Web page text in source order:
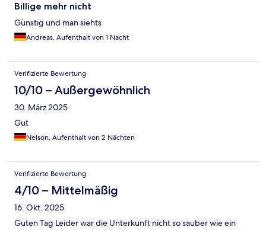
Billige mehr nicht
Günstig und man siehts
Andreas, Aufenthalt von 1 Nacht
Verifizierte Bewertung
10/10 – Außergewöhnlich
30. März 2025
Gut
Nelson, Aufenthalt von 2 Nächten
Verifizierte Bewertung
4/10 – Mittelmäßig
16. Okt. 2025
Guten Tag Leider war die Unterkunft nicht so sauber wie ein